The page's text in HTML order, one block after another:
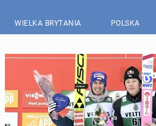
WIELKA BRYTANIA POLSKA